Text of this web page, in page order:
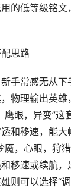
的低等级铭
思路
手常感无从下
物理输出英雄
鹰眼，异变”这
和移速，能
魇，心眼，狩
移速或续航
则可以选择“